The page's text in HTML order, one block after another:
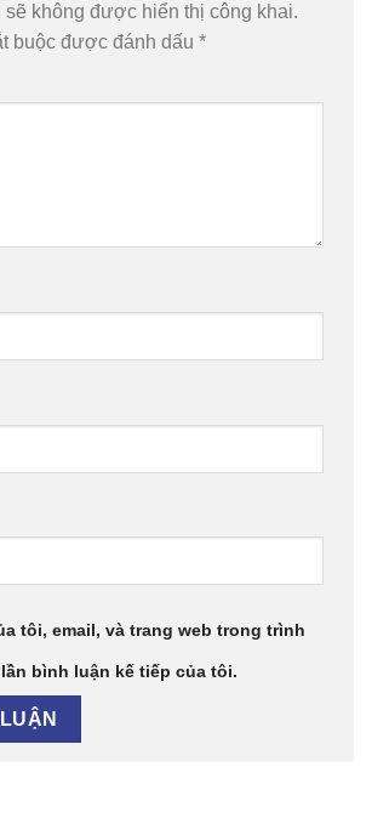
sẽ không được hiển thị công khai.
buộc được đánh dấu *
tôi, email, và trang web trong trình
bình luận kế tiếp của tôi.